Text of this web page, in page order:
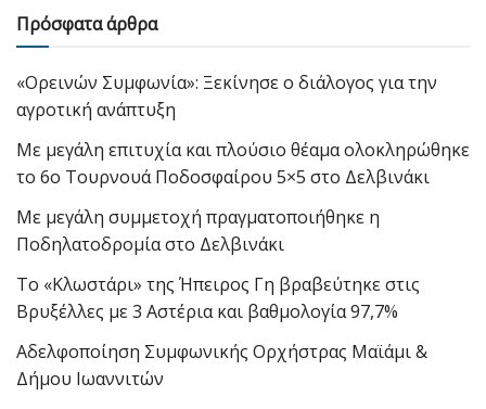
Πρόσφατα άρθρα
«Ορεινών Συμφωνία»: Ξεκίνησε ο διάλογος για την
αγροτική ανάπτυξη
Με μεγάλη επιτυχία και πλούσιο θέαμα ολοκληρώθηκε
το 6ο Τουρνουά Ποδοσφαίρου 5×5 στο Δελβινάκι
Με μεγάλη συμμετοχή πραγματοποιήθηκε η
Ποδηλατοδρομία στο Δελβινάκι
Το «Κλωστάρι» της Ήπειρος Γη βραβεύτηκε στις
Βρυξέλλες με 3 Αστέρια και βαθμολογία 97,7%
Αδελφοποίηση Συμφωνικής Ορχήστρας Μαϊάμι &
Δήμου Ιωαννιτών